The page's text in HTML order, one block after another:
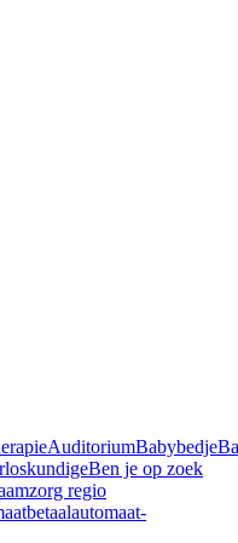
AuditoriumBabybedje
Ben je op zoek
regio
betaalautomaat-